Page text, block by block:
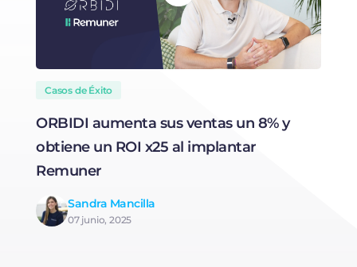
Casos de Éxito
ORBIDI aumenta sus ventas un 8% y
obtiene un ROI x25 al implantar
Remuner
Sandra Mancilla
07 junio, 2025